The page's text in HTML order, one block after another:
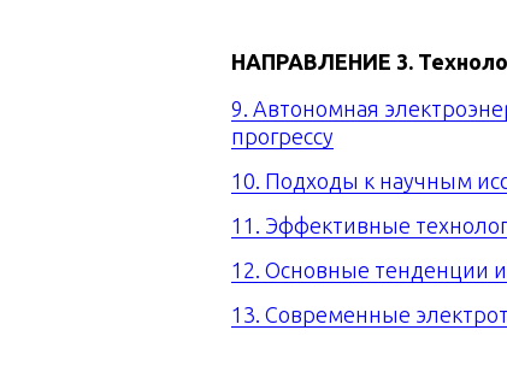
НАПРАВЛЕНИЕ 3.
9. Автономная
прогрессу
10. Подходы к научным
11. Эффективные
12. Основные тенденции
13. Современные